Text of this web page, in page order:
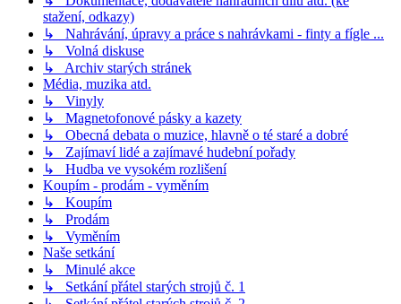
stažení, odkazy)
↳ Nahrávání, úpravy a práce s nahrávkami - finty a fígle ...
↳ Volná diskuse
↳ Archiv starých stránek
Média, muzika atd.
↳ Vinyly
↳ Magnetofonové pásky a kazety
↳ Obecná debata o muzice, hlavně o té staré a dobré
↳ Zajímaví lidé a zajímavé hudební pořady
↳ Hudba ve vysokém rozlišení
Koupím - prodám - vyměním
↳ Koupím
↳ Prodám
↳ Vyměním
Naše setkání
↳ Minulé akce
↳ Setkání přátel starých strojů č. 1